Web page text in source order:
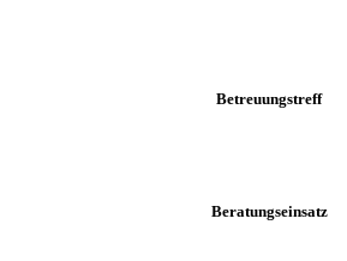
Betreuungstreff
Beratungseinsatz